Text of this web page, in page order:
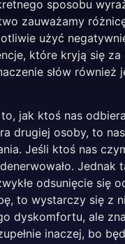
sposobu
zauważamy
użyć
które kryją się za
słów
jak ktoś nas
drugiej osoby, to
Jeśli ktoś nas
Jednak
odsunięcie się
to wystarczy się z
dyskomfortu, ale
inaczej, bo